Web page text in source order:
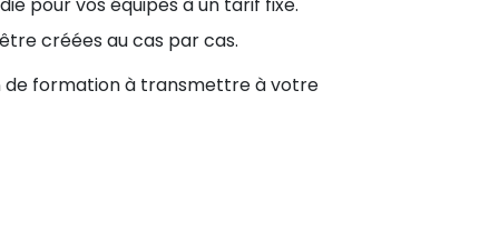
créées au cas par cas.
de formation à transmettre à votre